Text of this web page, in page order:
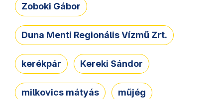
Zoboki Gábor
Duna Menti Regionális Vízmű Zrt.
kerékpár Kereki Sándor
milkovics mátyás műjég